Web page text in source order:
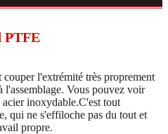
PTFE
l'extrémité très proprement
l'assemblage. Vous pouvez voir
acier inoxydable.C'est tout
qui ne s'effiloche pas du tout et
propre.